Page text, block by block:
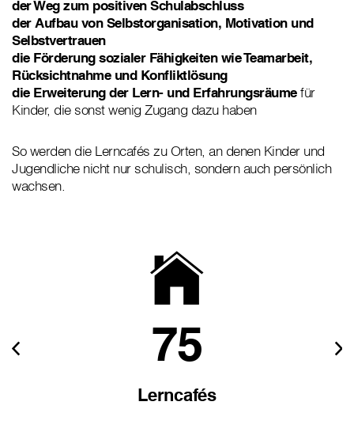
der Weg zum positiven Schulabschluss
der Aufbau von Selbstorganisation, Motivation und
Selbstvertrauen
die Förderung sozialer Fähigkeiten wie Teamarbeit,
Rücksichtnahme und Konfliktlösung
die Erweiterung der Lern- und Erfahrungsräumefür
Kinder, die sonst wenig Zugang dazu haben
So werden die Lerncafés zu Orten, an denen Kinder und
Jugendliche nicht nur schulisch, sondern auch persönlich
wachsen.
75
Lerncafés